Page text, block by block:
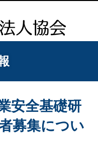
安全基礎研
募集につい